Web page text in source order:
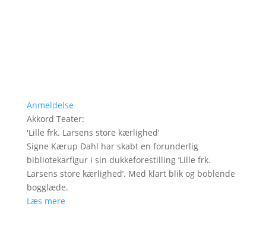
Anmeldelse
Akkord Teater:
'Lille frk. Larsens store kærlighed'
Signe Kærup Dahl har skabt en forunderlig
bibliotekarfigur i sin dukkeforestilling ’Lille frk.
Larsens store kærlighed’. Med klart blik og boblende
bogglæde.
Læs mere